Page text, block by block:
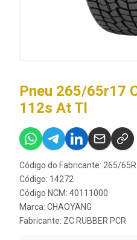
Pneu 265/65r17
112s At Tl
Código do Fabricante: 265/
Código: 14272
Código NCM: 40111000
Marca: CHAOYANG
Fabricante: ZC RUBBER PCR